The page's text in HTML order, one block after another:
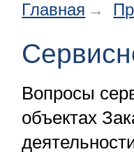
Главная
Вопросы
объектах